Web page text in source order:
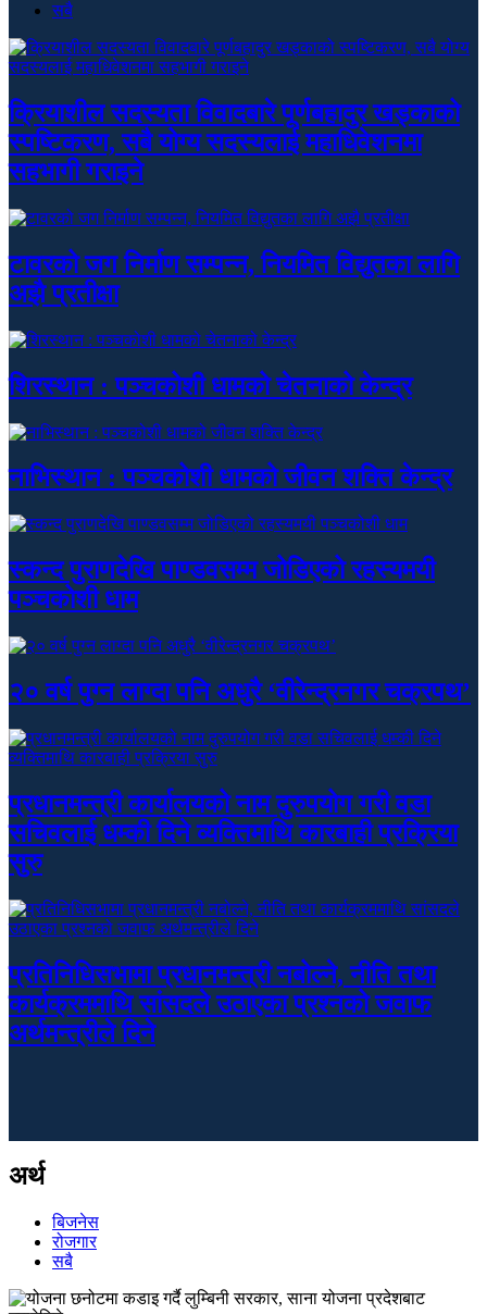
सबै
क्रियाशील सदस्यता विवादबारे पूर्णबहादुर खड्काको
स्पष्टिकरण, सबै योग्य सदस्यलाई महाधिवेशनमा
सहभागी गराइने
टावरको जग निर्माण सम्पन्न, नियमित विद्युतका लागि
अझै प्रतीक्षा
शिरस्थान : पञ्चकोशी धामको चेतनाको केन्द्र
नाभिस्थान : पञ्चकोशी धामको जीवन शक्ति केन्द्र
स्कन्द पुराणदेखि पाण्डवसम्म जोडिएको रहस्यमयी
पञ्चकोशी धाम
२० वर्ष पुग्न लाग्दा पनि अधुरै ‘वीरेन्द्रनगर चक्रपथ’
प्रधानमन्त्री कार्यालयको नाम दुरुपयोग गरी वडा
सचिवलाई धम्की दिने व्यक्तिमाथि कारबाही प्रक्रिया
सुरु
प्रतिनिधिसभामा प्रधानमन्त्री नबोल्ने, नीति तथा
कार्यक्रममाथि सांसदले उठाएका प्रश्नको जवाफ
अर्थमन्त्रीले दिने
अर्थ
बिजनेस
रोजगार
सबै